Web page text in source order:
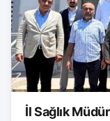
İl Sağlık